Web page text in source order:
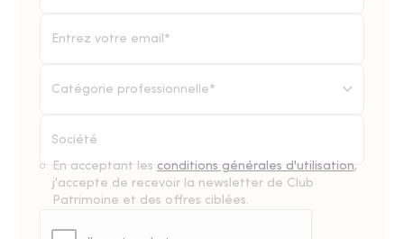
Catégorie professionnelle*
En acceptant les conditions générales d'utilisation,
j'accepte de recevoir la newsletter de Club
Patrimoine et des offres ciblées.